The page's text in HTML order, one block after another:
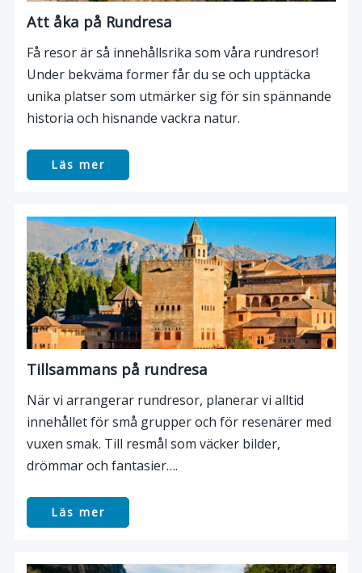
Att åka på Rundresa
Få resor är så innehållsrika som våra rundresor!
Under bekväma former får du se och upptäcka
unika platser som utmärker sig för sin spännande
historia och hisnande vackra natur.
Läs mer
Tillsammans på rundresa
När vi arrangerar rundresor, planerar vi alltid
innehållet för små grupper och för resenärer med
vuxen smak. Till resmål som väcker bilder,
drömmar och fantasier….
Läs mer